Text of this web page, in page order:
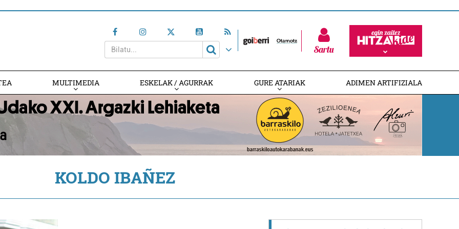
Sartu
MULTIMEDIA ESKELAK / AGURRAK GURE ATARIAK ADIMEN ARTIFIZIALA
KOLDO IBAÑEZ